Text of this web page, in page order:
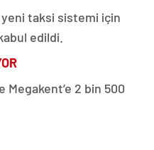
yeni taksi sistemi için
edildi.
Megakent’e 2 bin 500